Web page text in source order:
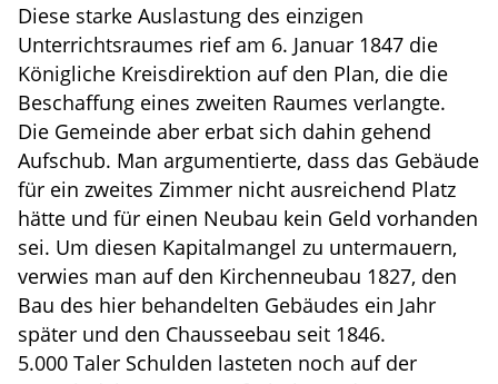
Diese starke Auslastung des einzigen
Unterrichtsraumes rief am 6. Januar 1847 die
Königliche Kreisdirektion auf den Plan, die die
Beschaffung eines zweiten Raumes verlangte.
Die Gemeinde aber erbat sich dahin gehend
Aufschub. Man argumentierte, dass das Gebäude
für ein zweites Zimmer nicht ausreichend Platz
hätte und für einen Neubau kein Geld vorhanden
sei. Um diesen Kapitalmangel zu untermauern,
verwies man auf den Kirchenneubau 1827, den
Bau des hier behandelten Gebäudes ein Jahr
später und den Chausseebau seit 1846.
5.000 Taler Schulden lasteten noch auf der